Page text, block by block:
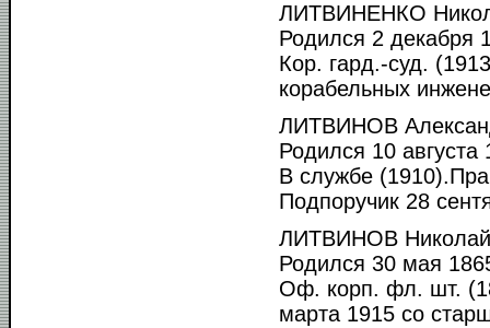
ЛИТВИНЕНКО
Родился 2 декабря
Кор. гард.-суд.
корабельных
ЛИТВИНОВ
Родился 10 августа
В службе
Подпоручик 28
ЛИТВИНОВ
Родился 30 мая
Оф. корп. фл. шт.
марта 1915 со